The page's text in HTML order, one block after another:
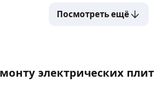
Посмотреть ещё
электрических плит